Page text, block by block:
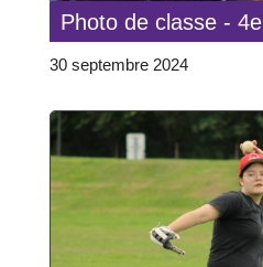
Photo de classe - 4e
30 septembre 2024